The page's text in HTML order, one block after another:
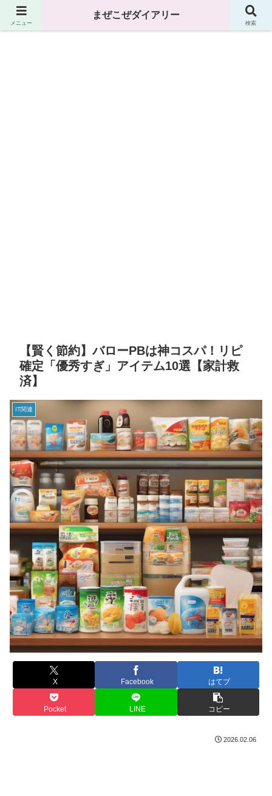
まぜこぜダイアリー
【賢く節約】バローPBは神コスパ！リピ
確定「優秀すぎ」アイテム10選【家計救
済】
IT関連
X Facebook はてブ
Pocket LINE コピー
2026.02.06
メニュー
まぜこぜダイアリー
検索